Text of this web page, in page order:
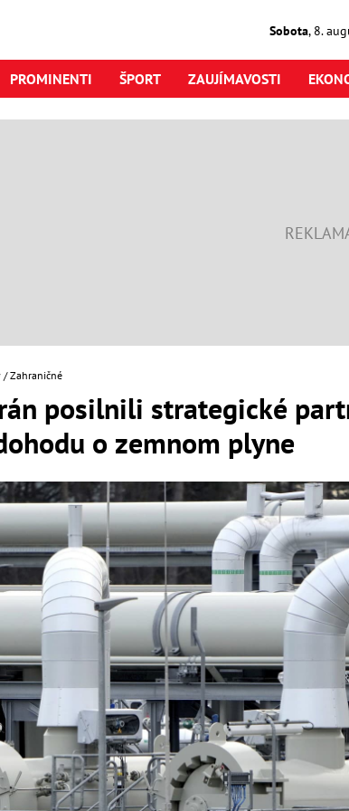
Sobota, 8.
PROMINENTI ŠPORT ZAUJÍMAVOSTI
Zahraničné
posilnili strategické
o zemnom plyne